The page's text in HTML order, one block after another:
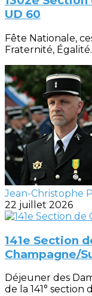
UD 60
Fête Nationale,
Fraternité,
Jean-Christophe
22 juillet 2026
141e Section
Champagne/
Déjeuner des
de la 141° section